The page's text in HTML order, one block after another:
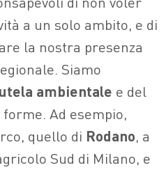
a un solo ambito, e di
la nostra presenza
Siamo
ambientale e del
Ad esempio,
quello di Rodano, a
Sud di Milano, e